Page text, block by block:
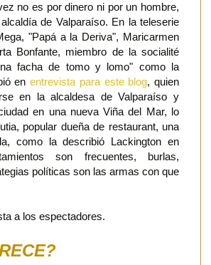
no es por dinero ni por un hombre,
de Valparaíso. En la teleserie
"Papá a la Deriva", Maricarmen
Bonfante, miembro de la socialité
facha de tomo y lomo" como la
enentrevista para este blog, quien
en la alcaldesa de Valparaíso y
en una nueva Viña del Mar, lo
popular dueña de restaurant, una
como la describió Lackington en
son frecuentes, burlas,
políticas son las armas con que
a los espectadores.